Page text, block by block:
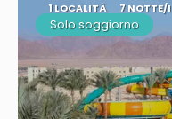
1 LOCALITÀ 7 NOTTE/I
Solo soggiorno